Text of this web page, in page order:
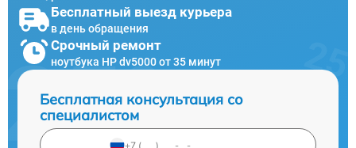
Бесплатный выезд курьера
в день обращения
Срочный ремонт
ноутбука HP dv5000 от 35 минут
Бесплатная консультация со
специалистом